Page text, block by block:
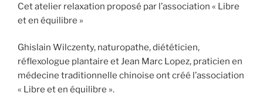
Cet atelier relaxation proposé par l’association « Libre
et en équilibre »
Ghislain Wilczenty, naturopathe, diététicien,
réflexologue plantaire et Jean Marc Lopez, praticien en
médecine traditionnelle chinoise ont créé l’association
« Libre et en équilibre ».